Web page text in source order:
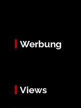
Werbung
Views